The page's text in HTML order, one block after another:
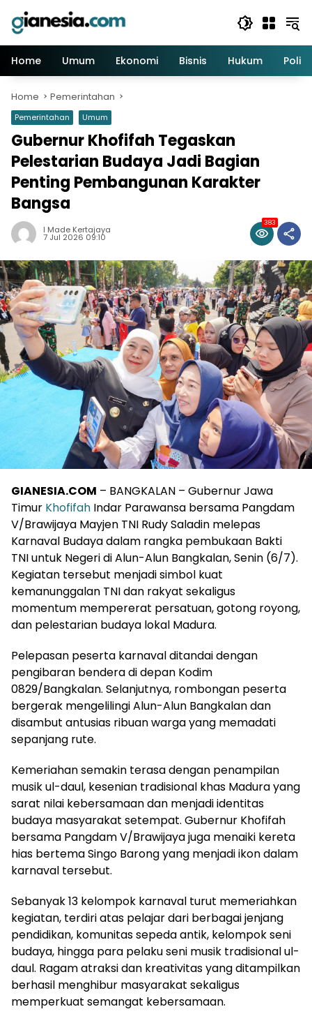
content
Home
Umum Ekonomi Bisnis Hukum Politik
Home Pemerintahan
Pemerintahan Umum
Gubernur Khofifah Tegaskan
Pelestarian Budaya Jadi Bagian
Penting Pembangunan Karakter
Bangsa
I Made Kertajaya
7 Jul 2026 09:10
383
GIANESIA.COM – BANGKALAN – Gubernur Jawa
Timur Khofifah Indar Parawansa bersama Pangdam
V/Brawijaya Mayjen TNI Rudy Saladin melepas
Karnaval Budaya dalam rangka pembukaan Bakti
TNI untuk Negeri di Alun-Alun Bangkalan, Senin (6/7).
Kegiatan tersebut menjadi simbol kuat
kemanunggalan TNI dan rakyat sekaligus
momentum mempererat persatuan, gotong royong,
dan pelestarian budaya lokal Madura.
Pelepasan peserta karnaval ditandai dengan
pengibaran bendera di depan Kodim
0829/Bangkalan. Selanjutnya, rombongan peserta
bergerak mengelilingi Alun-Alun Bangkalan dan
disambut antusias ribuan warga yang memadati
sepanjang rute.
Kemeriahan semakin terasa dengan penampilan
musik ul-daul, kesenian tradisional khas Madura yang
sarat nilai kebersamaan dan menjadi identitas
budaya masyarakat setempat. Gubernur Khofifah
bersama Pangdam V/Brawijaya juga menaiki kereta
hias bertema Singo Barong yang menjadi ikon dalam
karnaval tersebut.
Sebanyak 13 kelompok karnaval turut memeriahkan
kegiatan, terdiri atas pelajar dari berbagai jenjang
pendidikan, komunitas sepeda antik, kelompok seni
budaya, hingga para pelaku seni musik tradisional ul-
daul. Ragam atraksi dan kreativitas yang ditampilkan
berhasil menghibur masyarakat sekaligus
memperkuat semangat kebersamaan.